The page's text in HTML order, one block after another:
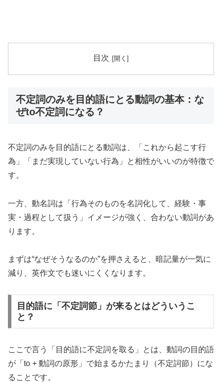
目次
不定詞のみを目的語にとる動詞の基本：な
ぜto不定詞になる？
不定詞のみを目的語にとる動詞は、「これから起こす行
為」「まだ実現していない行為」と相性がいいのが特徴で
す。
一方、動名詞は「行為そのものを名詞化して、経験・事
実・過程として扱う」イメージが強く、合わない動詞があ
ります。
まずは“なぜそうなるのか”を押さえると、暗記量が一気に
減り、英作文でも迷いにくくなります。
目的語に「不定詞節」が来るとはどういうこ
と？
ここで言う「目的語に不定詞を取る」とは、動詞の目的語
が「to + 動詞の原形」で始まるかたまり（不定詞節）にな
ることです。